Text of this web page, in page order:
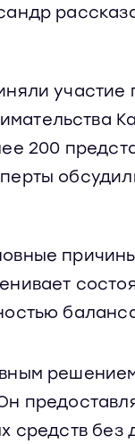
200
средств без